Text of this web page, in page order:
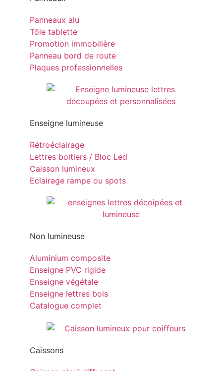
Panneaux alu
Tôle tablette
Promotion immobilière
Panneau bord de route
Plaques professionnelles
Enseigne lumineuse
Rétroéclairage
Lettres boitiers / Bloc Led
Caisson lumineux
Eclairage rampe ou spots
Non lumineuse
Aluminium composite
Enseigne PVC rigide
Enseigne végétale
Enseigne lettres bois
Catalogue complet
Caissons